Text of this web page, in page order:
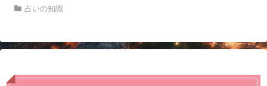
占いの知識